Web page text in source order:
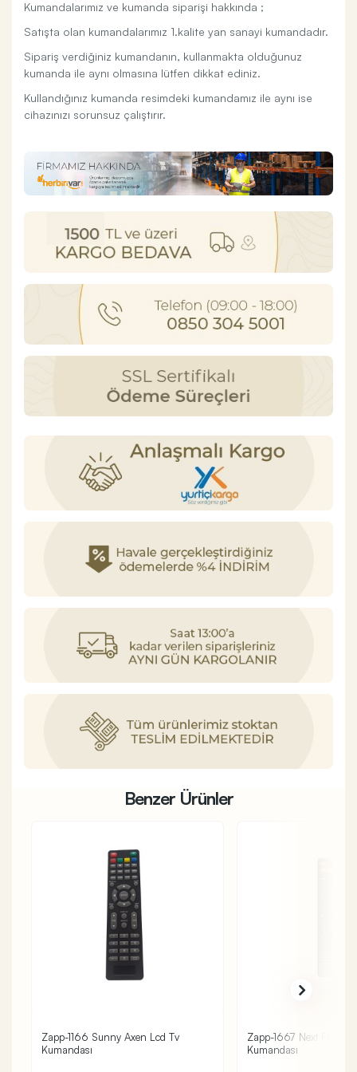
Kumandalarımız ve kumanda siparişi hakkında ;
Satışta olan kumandalarımız 1.kalite yan sanayi kumandadır.
Sipariş verdiğiniz kumandanın, kullanmakta olduğunuz
kumanda ile aynı olmasına lütfen dikkat ediniz.
Kullandığınız kumanda resimdeki kumandamız ile aynı ise
cihazınızı sorunsuz çalıştırır.
Benzer Ürünler
Zapp-1166 Sunny Axen Lcd Tv
Kumandası
Zapp-1667 Next Punto
Kumandası